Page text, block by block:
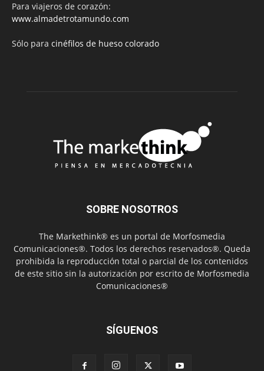
Para viajeros de corazón:
www.almadetrotamundo.com
Sólo para cinéfilos de hueso colorado
SOBRE NOSOTROS
The Markethink® es un portal de Morfosmedia
Comunicaciones®. Todos los derechos reservados®. Queda
prohibida la reproducción total o parcial de los contenidos
de este sitio sin la autorización por escrito de Morfosmedia
Comunicaciones®
SÍGUENOS